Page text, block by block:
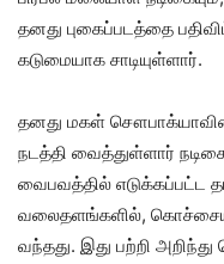
தனது புகைப்படத்தை
கடுமையாக சாடியுள்ளார்.
தனது மகள்
நடத்தி வைத்துள்ளார்
வைபவத்தில் எடுக்கப்பட்ட
வலைதளங்களில்,
வந்தது. இது பற்றி